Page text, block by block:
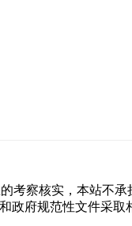
考察核实，本站不承
政府规范性文件采取